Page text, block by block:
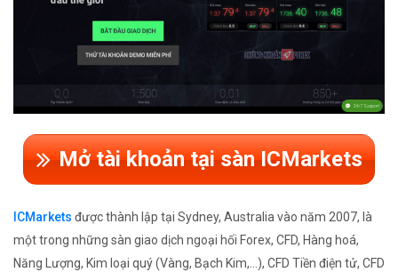
Mở tài khoản tại sàn ICMarkets
ICMarkets được thành lập tại Sydney, Australia vào năm 2007, là
một trong những sàn giao dịch ngoại hối Forex, CFD, Hàng hoá,
Năng Lượng, Kim loại quý (Vàng, Bạch Kim,...), CFD Tiền điện tử, CFD